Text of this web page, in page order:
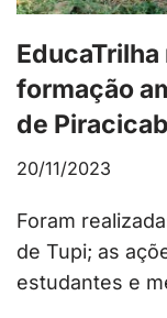
formação
de
20/11/2023
Foram
de Tupi; as
estudantes e